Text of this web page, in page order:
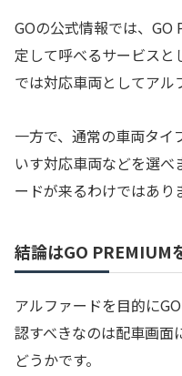
GOの公式情報では、GO
定して呼べるサービスと
では対応車両としてアル
一方で、通常の車両タ
いす対応車両などを選
ードが来るわけではあり
結論はGO PREMIUM
アルファードを目的に
認すべきなのは配車画面
どうかです。